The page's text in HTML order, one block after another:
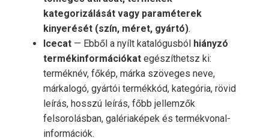
kategorizálását vagy paraméterek
kinyerését (szín, méret, gyártó).
Icecat — Ebből a nyílt katalógusból
hiányzó
termékinformációkat egészíthetsz ki:
terméknév, főkép, márka szöveges neve,
márkalogó, gyártói termékkód, kategória, rövid
leírás, hosszú leírás, főbb jellemzők
felsorolásban, galériaképek és termékvonal-
információk.